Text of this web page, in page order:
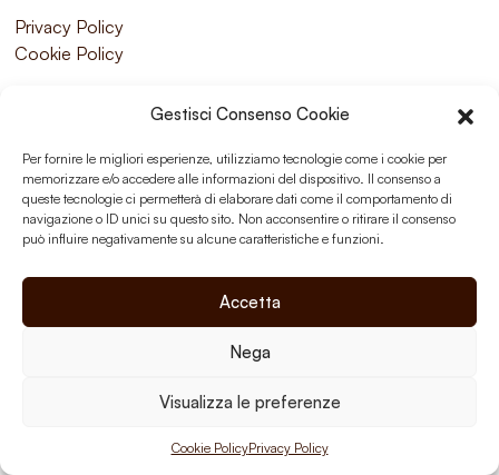
Gestisci Consenso Cookie
Per fornire le migliori esperienze, utilizziamo tecnologie come i cookie per
memorizzare e/o accedere alle informazioni del dispositivo. Il consenso a
queste tecnologie ci permetterà di elaborare dati come il comportamento di
navigazione o ID unici su questo sito. Non acconsentire o ritirare il consenso
può influire negativamente su alcune caratteristiche e funzioni.
Accetta
Nega
Visualizza le preferenze
Cookie PolicyPrivacy Policy
Privacy Policy
Cookie Policy